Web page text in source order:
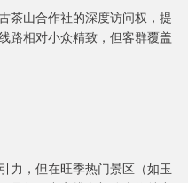
茶山合作社的深度访问权，提
路相对小众精致，但客群覆盖
力，但在旺季热门景区（如玉